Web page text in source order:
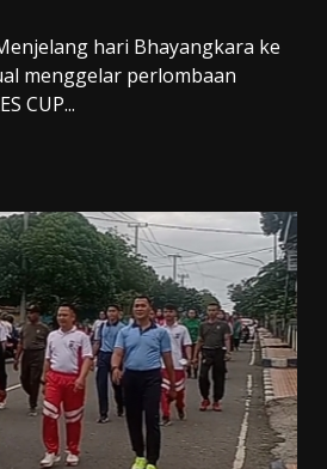
hari Bhayangkara ke
menggelar perlombaan
CUP...